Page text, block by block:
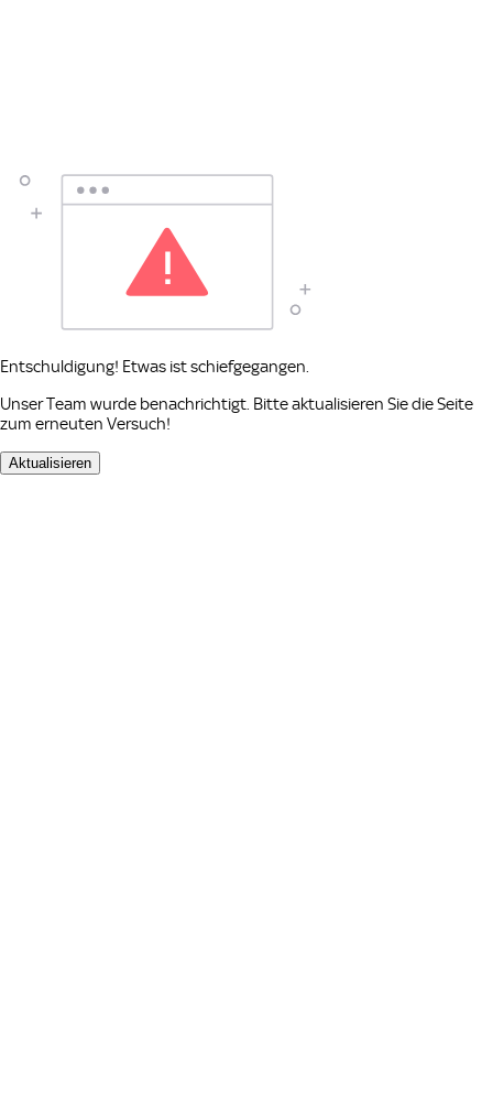
Entschuldigung! Etwas ist schiefgegangen.
Unser Team wurde benachrichtigt. Bitte aktualisieren Sie die Seite
zum erneuten Versuch!
Aktualisieren